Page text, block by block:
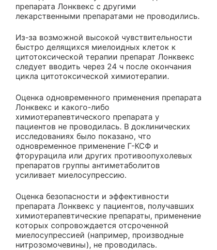
препарата Лонквекс с другими
лекарственными препаратами не проводились.
Из-за возможной высокой чувствительности
быстро делящихся миелоидных клеток к
цитотоксической терапии препарат Лонквекс
следует вводить через 24 ч после окончания
цикла цитотоксической химиотерапии.
Оценка одновременного применения препарата
Лонквекс и какого-либо
химиотерапевтического препарата у
пациентов не проводилась. В доклинических
исследованиях было показано, что
одновременное применение Г-КСФ и
фторурацила или других противоопухолевых
препаратов группы антиметаболитов
усиливает миелосупрессию.
Оценка безопасности и эффективности
препарата Лонквекс у пациентов, получавших
химиотерапевтические препараты, применение
которых сопровождается отсроченной
миелосупрессией (например, производные
нитрозомочевины), не проводилась.